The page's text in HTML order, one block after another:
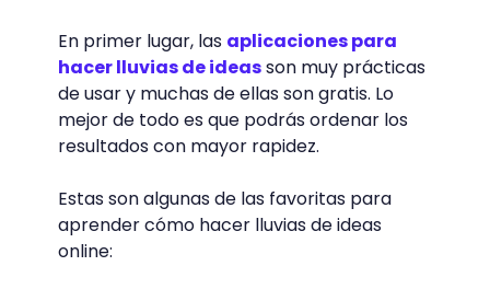
En primer lugar, las aplicaciones para
hacer lluvias de ideasson muy prácticas
de usar y muchas de ellas son gratis. Lo
mejor de todo es que podrás ordenar los
resultados con mayor rapidez.
Estas son algunas de las favoritas para
aprender cómo hacer lluvias de ideas
online: